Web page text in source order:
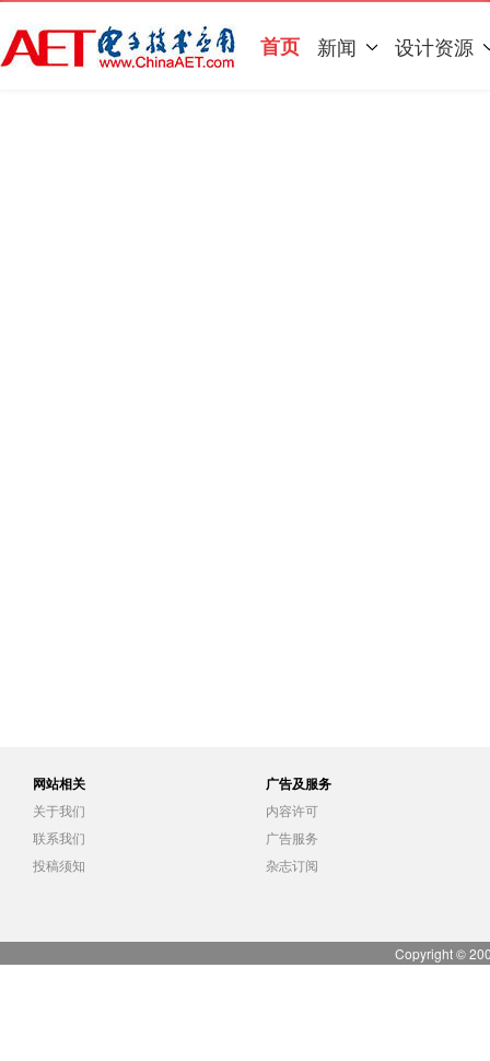
首页 新闻 设计资源
网站相关
关于我们
联系我们
投稿须知
广告及服务
内容许可
广告服务
杂志订阅
Copyright ©